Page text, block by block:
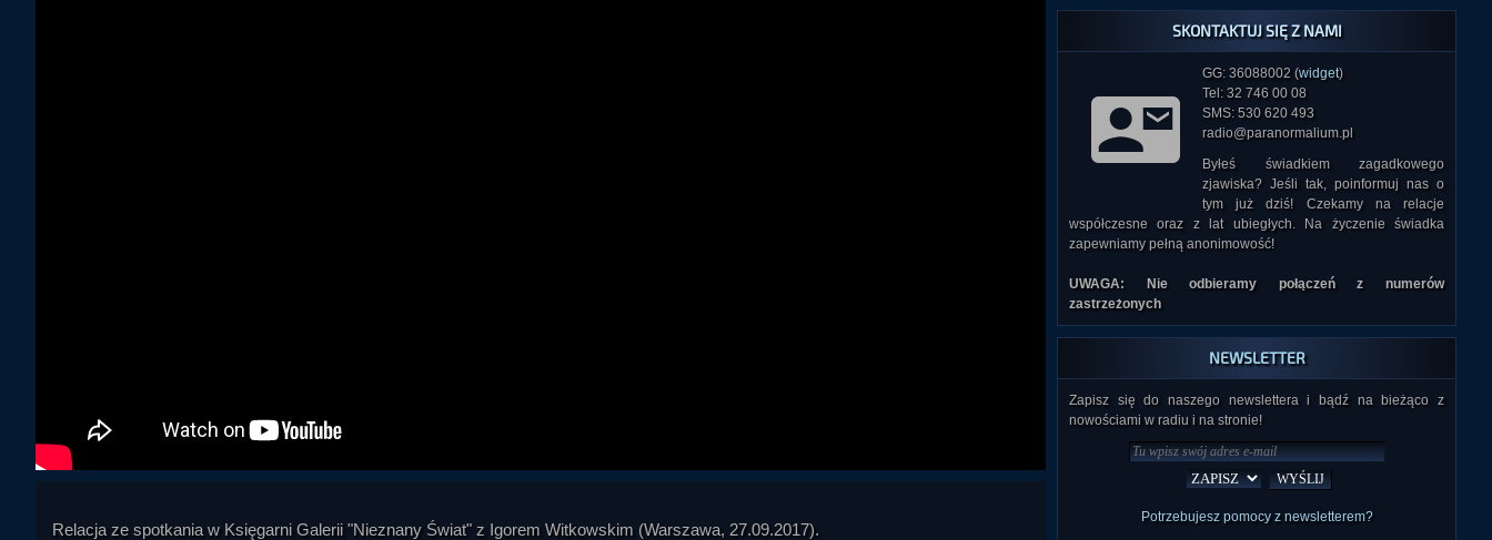
Relacja ze spotkania w Księgarni Galerii "Nieznany Świat" z Igorem Witkowskim (Warszawa, 27.09.2017).
SKONTAKTUJ SIĘ Z NAMI
GG: 36088002 (widget)
Tel: 32 746 00 08
SMS: 530 620 493
radio@paranormalium.pl
Byłeś świadkiem zagadkowego
zjawiska? Jeśli tak, poinformuj nas o
tym już dziś! Czekamy na relacje
współczesne oraz z lat ubiegłych. Na życzenie świadka
zapewniamy pełną anonimowość!
UWAGA: Nie odbieramy połączeń z numerów
zastrzeżonych
NEWSLETTER
Zapisz się do naszego newslettera i bądź na bieżąco z
nowościami w radiu i na stronie!
Potrzebujesz pomocy z newsletterem?